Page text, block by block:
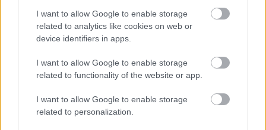
I want to allow Google to enable storage
related to analytics like cookies on web or
device identifiers in apps.
I want to allow Google to enable storage
related to functionality of the website or app.
I want to allow Google to enable storage
related to personalization.
kg liekā svara? Tad
brokastis ir jāēd šajā